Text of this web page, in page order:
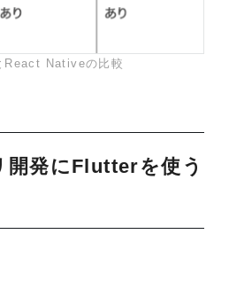
Nativeの比較
開発にFlutterを使う